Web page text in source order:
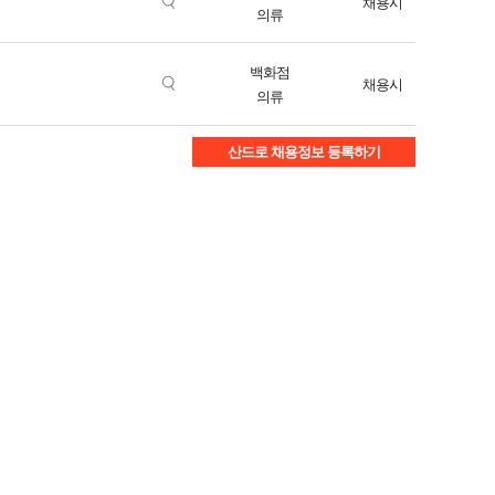
의류
백화점
의류
채용시
산드로 채용정보 등록하기